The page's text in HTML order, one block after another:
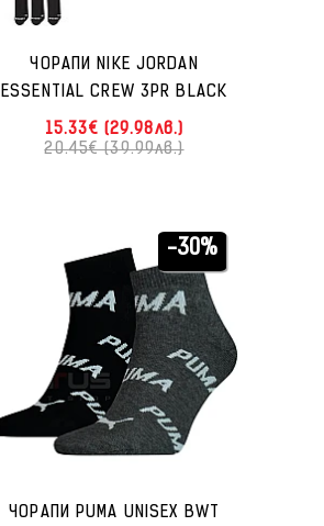
ЧОРАПИ NIKE JORDAN
ESSENTIAL CREW 3PR BLACK
15.33€ (29.98лв.)
20.45€ (39.99лв.)
-30%
ЧОРАПИ PUMA UNISEX BWT